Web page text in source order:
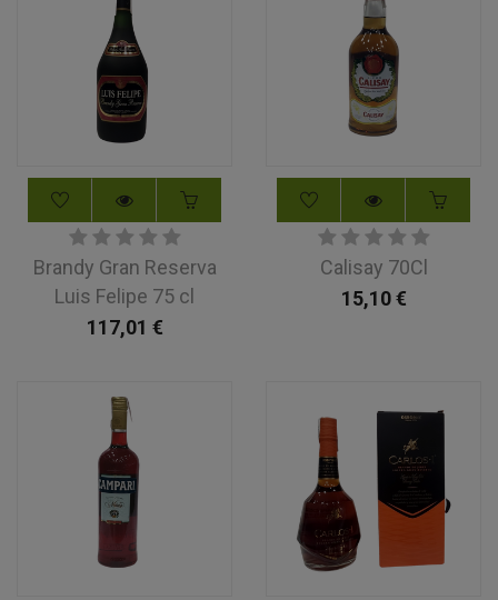
Brandy Gran Reserva
Luis Felipe 75 cl
117,01 €
Calisay 70Cl
15,10€